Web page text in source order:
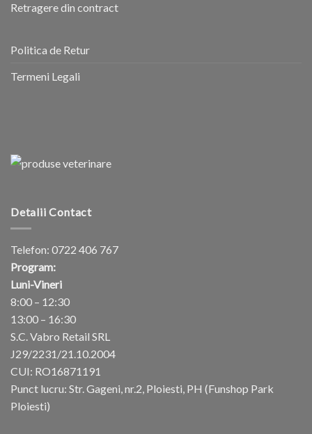
Retragere din contract
Politica de Retur
Termeni Legali
Detalii Contact
Telefon: 0722 406 767
Program:
Luni-Vineri
8:00 – 12:30
13:00 – 16:30
S.C. Vabro Retail SRL
J29/2231/21.10.2004
CUI: RO16871191
Punct lucru: Str. Gageni, nr.2, Ploiesti, PH (Funshop Park
Ploiesti)